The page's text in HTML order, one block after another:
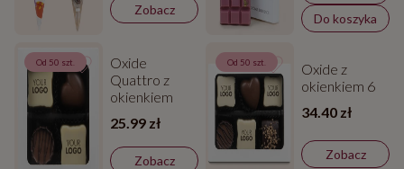
Zobacz
Do koszyka
Od 50 szt.
Oxide
Quattro z
okienkiem
25.99 zł
Zobacz
Od 50 szt.
Oxide z
okienkiem 6
34.40 zł
Zobacz